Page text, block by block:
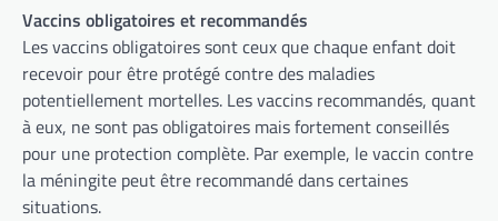
Vaccins obligatoires et recommandés
Les vaccins obligatoires sont ceux que chaque enfant doit
recevoir pour être protégé contre des maladies
potentiellement mortelles. Les vaccins recommandés, quant
à eux, ne sont pas obligatoires mais fortement conseillés
pour une protection complète. Par exemple, le vaccin contre
la méningite peut être recommandé dans certaines
situations.